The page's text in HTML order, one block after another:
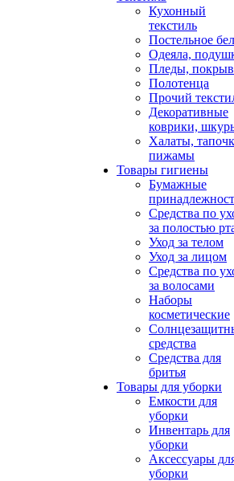
Кухонный
текстиль
Постельное
Одеяла,
Пледы,
Полотенца
Прочий
Декоративные
коврики,
Халаты,
пижамы
Товары гигиены
Бумажные
Средства по
за полостью
Уход за телом
Уход за лицом
Средства по
за волосами
Наборы
косметические
средства
Средства для
бритья
Товары для уборки
Емкости для
уборки
Инвентарь для
уборки
Аксессуары
уборки